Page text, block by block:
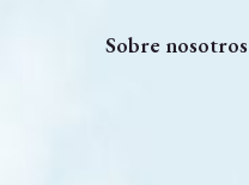
Sobre nosotros